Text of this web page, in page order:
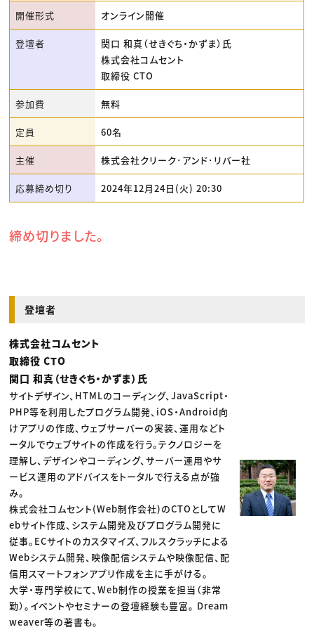
開催形式 オンライン開催
登壇者
関口 和真（せきぐち・かずま）氏
株式会社コムセント
取締役 CTO
参加費 無料
定員 60名
主催 株式会社クリーク･アンド･リバー社
応募締め切り 2024年12月24日(火) 20:30
締め切りました。
登壇者
株式会社コムセント
取締役 CTO
関口 和真（せきぐち・かずま）氏
サイトデザイン、HTMLのコーディング、JavaScript・
PHP等を利用したプログラム開発、iOS・Android向
けアプリの作成、ウェブサーバーの実装、運用などト
ータルでウェブサイトの作成を行う。テクノロジーを
理解し、デザインやコーディング、サーバー運用やサ
ービス運用のアドバイスをトータルで行える点が強
み。
株式会社コムセント(Web制作会社)のCTOとしてW
ebサイト作成、システム開発及びプログラム開発に
従事。ECサイトのカスタマイズ、フルスクラッチによる
Webシステム開発、映像配信システムや映像配信、配
信用スマートフォンアプリ作成を主に手がける。
大学・専門学校にて、Web制作の授業を担当（非常
勤）。イベントやセミナーの登壇経験も豊富。 Dream
weaver等の著書も。